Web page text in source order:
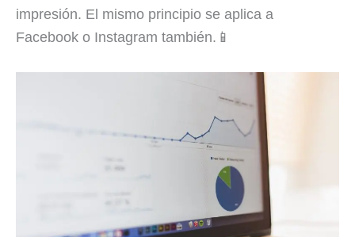
impresión. El mismo principio se aplica a
Facebook o Instagram también.📱